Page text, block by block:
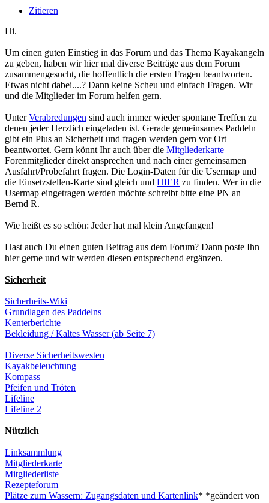
Zitieren
Hi.
Um einen guten Einstieg in das Forum und das Thema Kayakangeln
zu geben, haben wir hier mal diverse Beiträge aus dem Forum
zusammengesucht, die hoffentlich die ersten Fragen beantworten.
Etwas nicht dabei....? Dann keine Scheu und einfach Fragen. Wir
und die Mitglieder im Forum helfen gern.
UnterVerabredungen sind auch immer wieder spontane Treffen zu
denen jeder Herzlich eingeladen ist. Gerade gemeinsames Paddeln
gibt ein Plus an Sicherheit und fragen werden gern vor Ort
beantwortet. Gern könnt Ihr auch über die Mitgliederkarte
Forenmitglieder direkt ansprechen und nach einer gemeinsamen
Ausfahrt/Probefahrt fragen. Die Login-Daten für die Usermap und
die Einsetzstellen-Karte sind gleich und HIER zu finden. Wer in die
Usermap eingetragen werden möchte schreibt bitte eine PN an
Bernd R.
Wie heißt es so schön: Jeder hat mal klein Angefangen!
Hast auch Du einen guten Beitrag aus dem Forum? Dann poste Ihn
hier gerne und wir werden diesen entsprechend ergänzen.
Sicherheit
Sicherheits-Wiki
Grundlagen des Paddelns
Kenterberichte
Bekleidung / Kaltes Wasser (ab Seite 7)
Diverse Sicherheitswesten
Kayakbeleuchtung
Kompass
Pfeifen und Tröten
Lifeline
Lifeline 2
Nützlich
Linksammlung
Mitgliederkarte
Mitgliederliste
Rezepteforum
Plätze zum Wassern: Zugangsdaten und Kartenlink* *geändert von